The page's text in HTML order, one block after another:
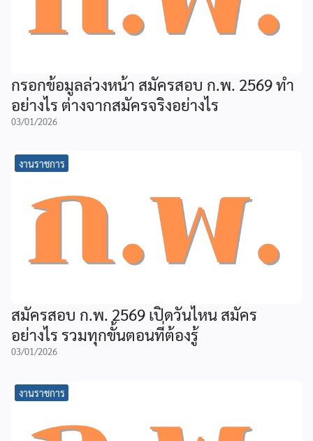
กรอกข้อมูลล่วงหน้า สมัครสอบ ก.พ. 2569 ทำ
อย่างไร ต่างจากสมัครจริงอย่างไร
03/01/2026
งานราชการ
สมัครสอบ ก.พ. 2569 เปิดวันไหน สมัคร
อย่างไร รวมทุกขั้นตอนที่ต้องรู้
03/01/2026
งานราชการ